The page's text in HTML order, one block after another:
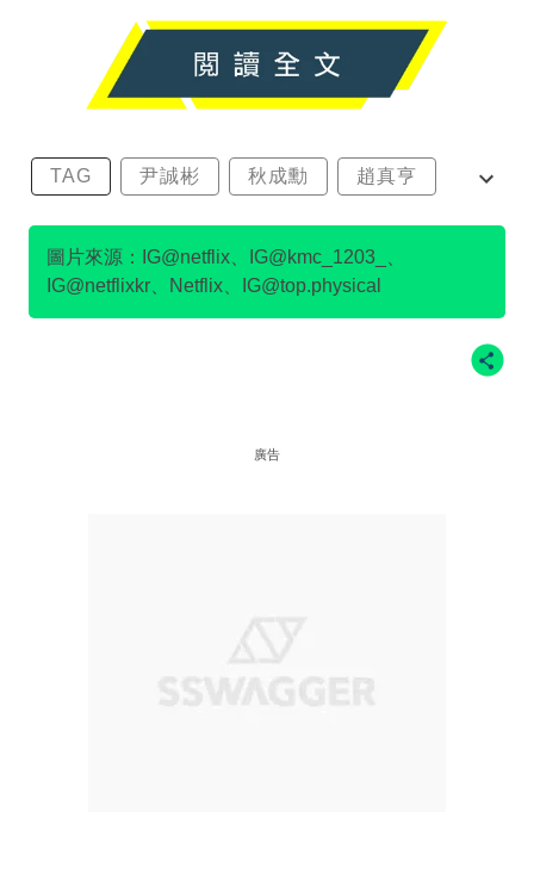
TAG 尹誠彬 秋成勳 趙真亨
金民澈
圖片來源：IG@netflix、IG@kmc_1203_、
IG@netflixkr、Netflix、IG@top.physical
廣告